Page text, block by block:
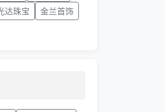
达珠宝
金兰首饰